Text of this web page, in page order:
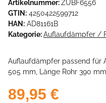
Artikelnummer:ZUBF6556
GTIN: 4250422599712
HAN: AD81161B
Kategorie:Auflaufdämpfer /
Auflaufdämpfer passend für
505 mm, Länge Rohr 390
89,95 €